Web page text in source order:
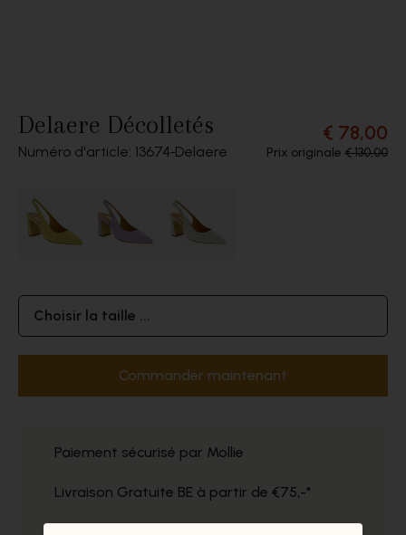
Delaere Décolletés
Numéro d'article: 13674 Delaere
€ 78,00
Prix originale € 130,00
Choisir la taille ...
Commander maintenant
Paiement sécurisé par Mollie
Livraison Gratuite BE à partir de €75,-*